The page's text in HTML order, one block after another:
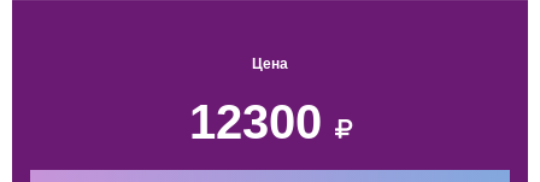
Цена
12300